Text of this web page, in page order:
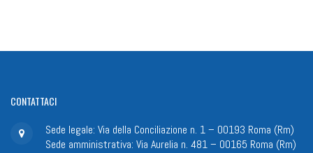
CONTATTACI
Sede legale: Via della Conciliazione n. 1 – 00193 Roma (Rm)
Sede amministrativa: Via Aurelia n. 481 – 00165 Roma (Rm)